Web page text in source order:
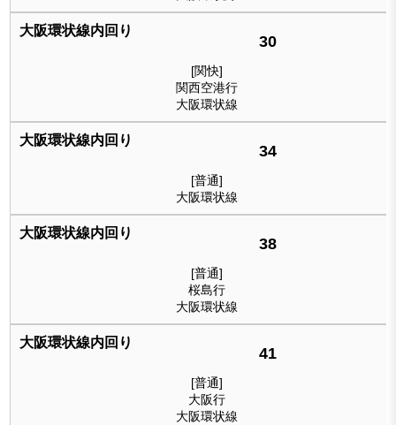
30
[関快]
関西空港行
大阪環状線
34
[普通]
大阪環状線
38
[普通]
桜島行
大阪環状線
41
[普通]
大阪行
大阪環状線